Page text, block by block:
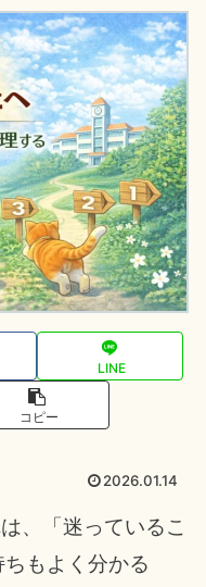
LINE
コピー
2026.01.14
、「迷っているこ
もよく分かる